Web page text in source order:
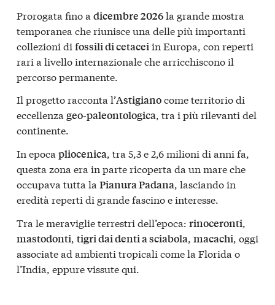
Prorogata fino a dicembre 2026la grande mostra
temporanea che riunisce una delle più importanti
collezioni di fossili di cetaceiin Europa, con reperti
rari a livello internazionale che arricchiscono il
percorso permanente.
Il progetto racconta l’Astigianocome territorio di
eccellenza geo-paleontologica, tra i più rilevanti del
continente.
In epoca pliocenica, tra 5,3 e 2,6 milioni di anni fa,
questa zona era in parte ricoperta da un mare che
occupava tutta la Pianura Padana, lasciando in
eredità reperti di grande fascino e interesse.
Tra le meraviglie terrestri dell’epoca: rinoceronti,
mastodonti, tigri dai denti a sciabola, macachi, oggi
associate ad ambienti tropicali come la Florida o
l’India, eppure vissute qui.